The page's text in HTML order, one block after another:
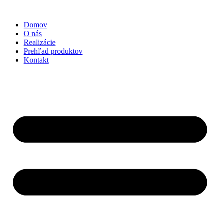
obsah
Domov
O nás
Realizácie
Prehľad produktov
Kontakt